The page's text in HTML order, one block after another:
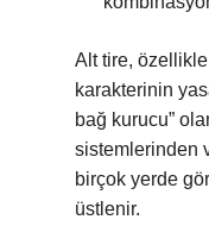
Alt tire,
karakterinin
bağ kurucu”
sistemlerinden
birçok yerde
üstlenir.